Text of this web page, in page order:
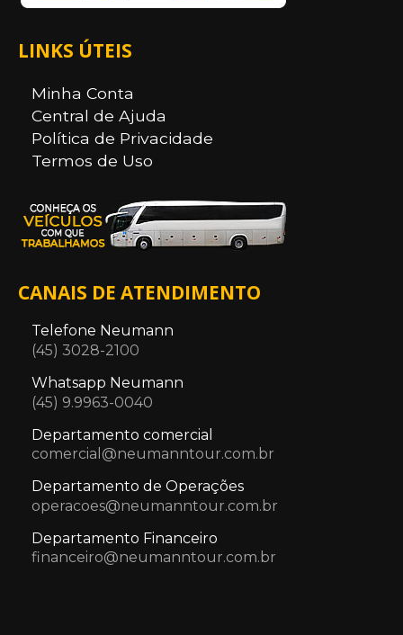
LINKS ÚTEIS
Minha Conta
Central de Ajuda
Política de Privacidade
Termos de Uso
CANAIS DE ATENDIMENTO
Telefone Neumann
(45) 3028-2100
Whatsapp Neumann
(45) 9.9963-0040
Departamento comercial
comercial@neumanntour.com.br
Departamento de Operações
operacoes@neumanntour.com.br
Departamento Financeiro
financeiro@neumanntour.com.br